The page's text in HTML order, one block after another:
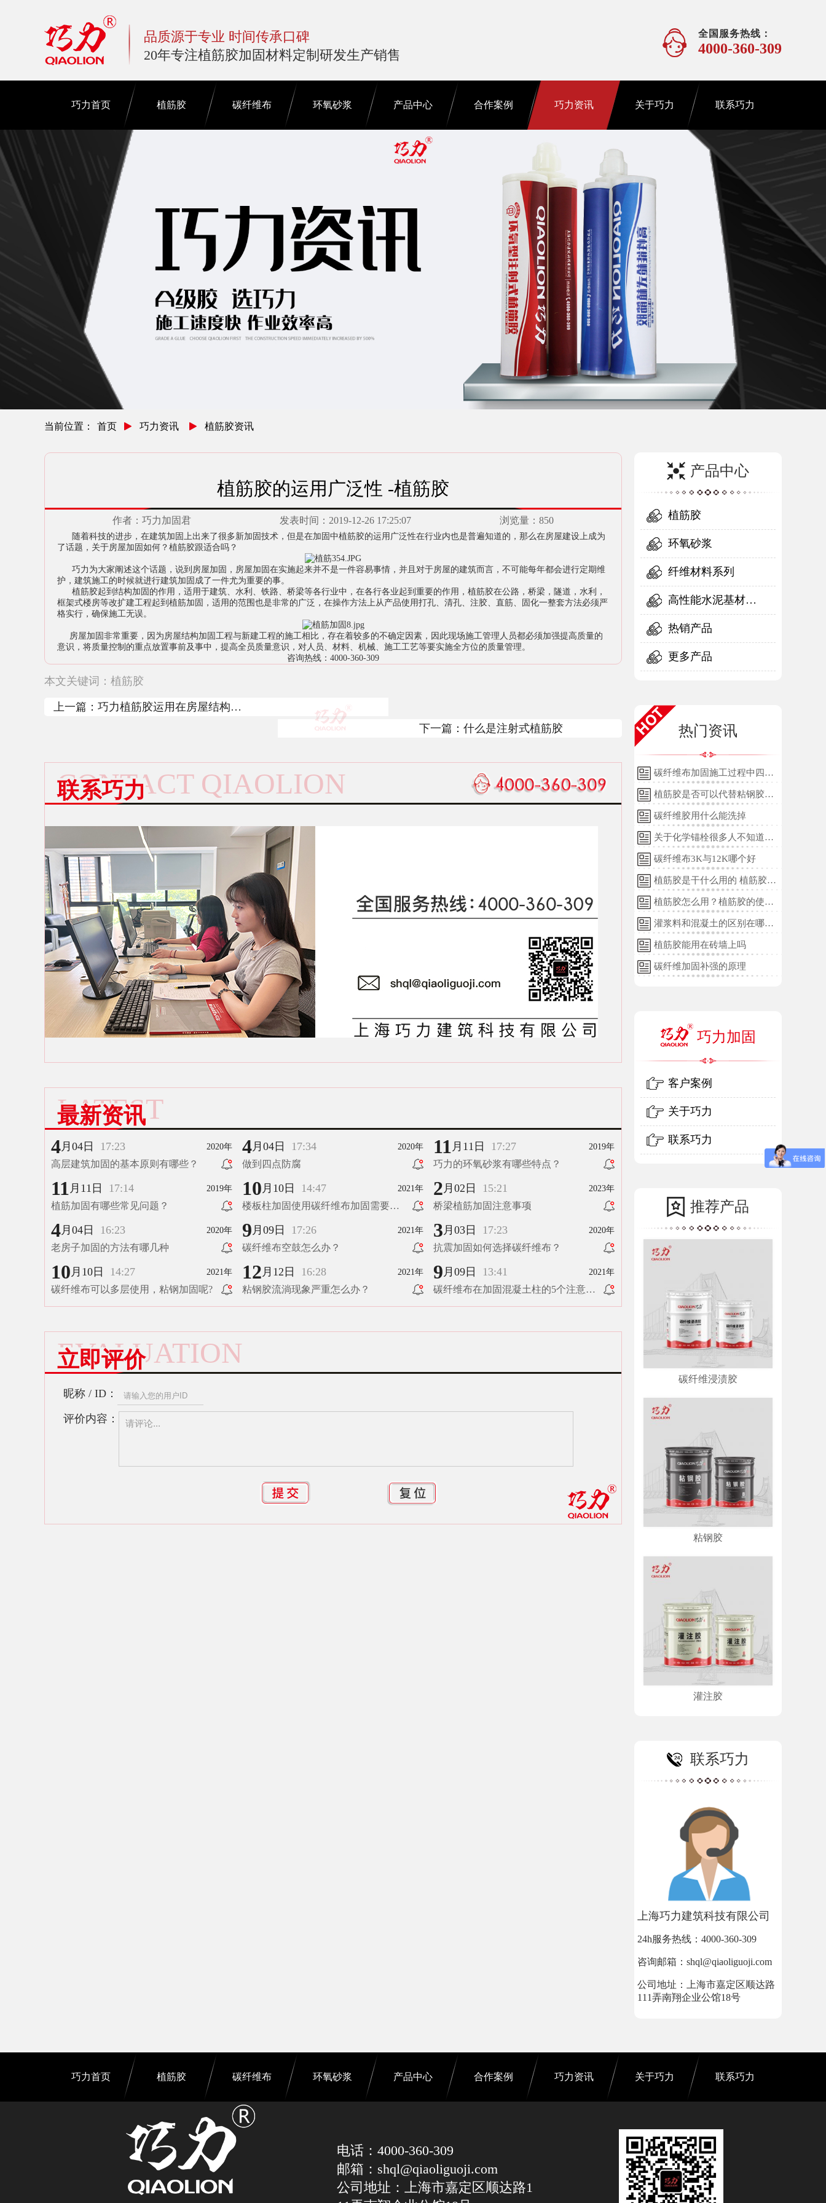
品质源于专业 时间传承口碑
20年专注植筋胶加固材料定制研发生产销售
全国服务热线：
4000-360-309
巧力首页 植筋胶 碳纤维布 环氧砂浆 产品中心 合作案例 巧力资讯 关于巧力 联系巧力
当前位置： 首页 巧力资讯 植筋胶资讯
植筋胶的运用广泛性 -植筋胶
作者： 巧力加固君 发表时间： 2019-12-26 17:25:07 浏览量： 850
随着科技的进步，在建筑加固上出来了很多新加固技术，但是在加固中植筋胶的运用广泛性在行业内也是普遍知道的，那么在房屋建设上成为
了话题，关于房屋加固如何？植筋胶跟适合吗？
巧力为大家阐述这个话题，说到房屋加固，房屋加固在实施起来并不是一件容易事情，并且对于房屋的建筑而言，不可能每年都会进行定期维
护，建筑施工的时候就进行建筑加固成了一件尤为重要的事。
植筋胶起到结构加固的作用，适用于建筑、水利、铁路、桥梁等各行业中，在各行各业起到重要的作用，植筋胶在公路，桥梁，隧道，水利，
框架式楼房等改扩建工程起到植筋加固，适用的范围也是非常的广泛，在操作方法上从产品使用打孔、清孔、注胶、直筋、固化一整套方法必须严
格实行，确保施工无误。
房屋加固非常重要，因为房屋结构加固工程与新建工程的施工相比，存在着较多的不确定因素，因此现场施工管理人员都必须加强提高质量的
意识，将质量控制的重点放置事前及事中，提高全员质量意识，对人员、材料、机械、施工工艺等要实施全方位的质量管理。
咨询热线：4000-360-309
本文关键词： 植筋胶
上一篇： 巧力植筋胶运用在房屋结构加
下一篇： 什么是注射式植筋胶
联系巧力
CONTACT QIAOLION
最新资讯
LATEST
4月04日 17:23 2020年
高层建筑加固的基本原则有哪些？
4月04日 17:34 2020年
做到四点防腐
11 月11日 17:27 2019年
巧力的环氧砂浆有哪些特点？
11 月11日 17:14 2019年
植筋加固有哪些常见问题？
10 月10日 14:47 2021年
楼板柱加固使用碳纤维布加固需要注
2 月02日 15:21 2023年
桥梁植筋加固注意事项
4月04日 16:23 2020年
老房子加固的方法有哪几种
9 月09日 17:26 2021年
碳纤维布空鼓怎么办？
3 月03日 17:23 2020年
抗震加固如何选择碳纤维布？
10 月10日 14:27 2021年
碳纤维布可以多层使用，粘钢加固呢?
12 月12日 16:28 2021年
粘钢胶流淌现象严重怎么办？
9 月09日 13:41 2021年
碳纤维布在加固混凝土柱的5个注意点
（下）
立即评价
EVALUATION
昵称 / ID：
评价内容：
产品中心
植筋胶
环氧砂浆
纤维材料系列
高性能水泥基材料
系列
热销产品
更多产品
热门资讯
碳纤维布加固施工过程中四个
细节的详细说明
植筋胶是否可以代替粘钢胶使
用？
碳纤维胶用什么能洗掉
关于化学锚栓很多人不知道的
误区!
碳纤维布3K与12K哪个好
植筋胶是干什么用的 植筋胶的
用途和使用方法
植筋胶怎么用？植筋胶的使用
方法
灌浆料和混凝土的区别在哪
里？
植筋胶能用在砖墙上吗
碳纤维加固补强的原理
巧力加固
客户案例
关于巧力
联系巧力
推荐产品
碳纤维浸渍胶
粘钢胶
灌注胶
联系巧力
上海巧力建筑科技有限公司
24h服务热线：4000-360-309
咨询邮箱：shql@qiaoliguoji.com
公司地址：上海市嘉定区顺达路
111弄南翔企业公馆18号
巧力首页 植筋胶 碳纤维布 环氧砂浆 产品中心 合作案例 巧力资讯 关于巧力 联系巧力
电话：4000-360-309
邮箱：shql@qiaoliguoji.com
公司地址：上海市嘉定区顺达路1